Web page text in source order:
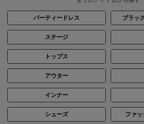
パーティードレス ブラッ
ステージ
トップス
アウター
インナー
シューズ ファ